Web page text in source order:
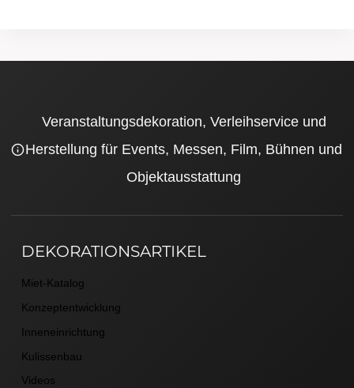
Veranstaltungsdekoration, Verleihservice und
Herstellung für Events, Messen, Film, Bühnen und
Objektausstattung
DEKORATIONSARTIKEL
Miet-Katalog
Konzeptentwicklung
Inneneinrichtung
Kulissenbau
Videos